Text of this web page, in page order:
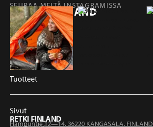
SEURAA MEITÄ INSTAGRAMISSA
@RETKIFINLAND
Tuotteet
Sivut
RETKI FINLAND
Hampuntie 12—14, 36220 KANGASALA, FINLAND